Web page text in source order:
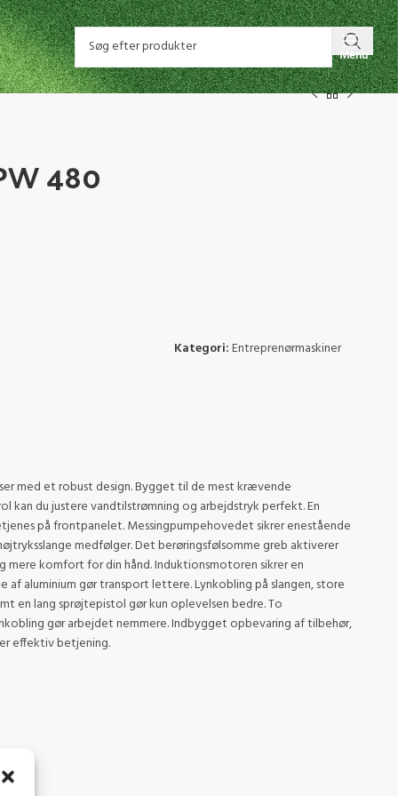
Menu
480
Kategori:Entreprenørmaskiner
med et robust design. Bygget til de mest krævende
kan du justere vandtilstrømning og arbejdstryk perfekt. En
på frontpanelet. Messingpumpehovedet sikrer enestående
medfølger. Det berøringsfølsomme greb aktiverer
mere komfort for din hånd. Induktionsmotoren sikrer en
aluminium gør transport lettere. Lynkobling på slangen, store
en lang sprøjtepistol gør kun oplevelsen bedre. To
gør arbejdet nemmere. Indbygget opbevaring af tilbehør,
effektiv betjening.